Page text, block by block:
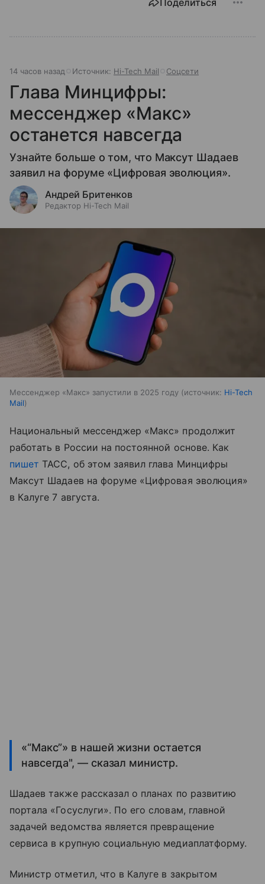
14 часов назад Источник: Hi-Tech Mail Соцсети
Глава Минцифры:
мессенджер «Макс»
останется навсегда
Узнайте больше о том, что Максут Шадаев
заявил на форуме «Цифровая эволюция».
Андрей Бритенков
Редактор Hi-Tech Mail
Мессенджер «Макс» запустили в 2025 году источник: Hi-Tech
Mail
Национальный мессенджер «Макс» продолжит
работать в России на постоянной основе. Как
пишет ТАСС, об этом заявил глава Минцифры
Максут Шадаев на форуме «Цифровая эволюция»
в Калуге 7 августа.
«“Макс”» в нашей жизни остается
навсегда", — сказал министр.
Шадаев также рассказал о планах по развитию
портала «Госуслуги». По его словам, главной
задачей ведомства является превращение
сервиса в крупную социальную медиаплатформу.
Министр отметил, что в Калуге в закрытом